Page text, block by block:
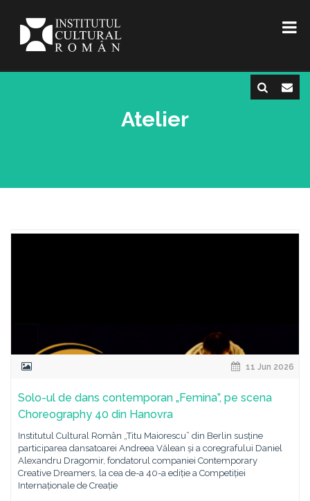
Atelier
11 Jun 2026
Solo-ul de dans contemporan „Femina”, pe scena
Choreography 40 din Hanovra
Institutul Cultural Român „Titu Maiorescu” din Berlin susține
participarea dansatoarei Andreea Vălean și a coregrafului Daniel
Alexandru Dragomir, fondatorul companiei Contemporary
Creative Dreamers, la cea de-a 40-a ediție a Competiției
Internaționale de Creație